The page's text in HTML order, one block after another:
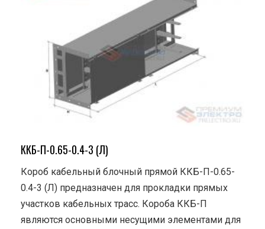
ККБ-П-0.65-0.4-3 (Л)
Короб кабельный блочный прямой ККБ-П-0.65-
0.4-3 (Л) предназначен для прокладки прямых
участков кабельных трасс. Короба ККБ-П
являются основными несущими элементами для